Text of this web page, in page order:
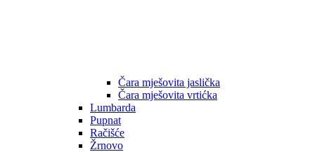
Čara mješovita jaslička
Čara mješovita vrtićka
Lumbarda
Pupnat
Račišće
Žrnovo